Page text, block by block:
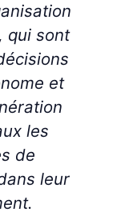
qui sont
et
les
de
leur